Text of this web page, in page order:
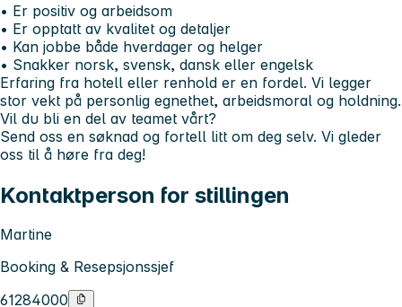
• Er positiv og arbeidsom
• Er opptatt av kvalitet og detaljer
• Kan jobbe både hverdager og helger
• Snakker norsk, svensk, dansk eller engelsk
Erfaring fra hotell eller renhold er en fordel. Vi legger
stor vekt på personlig egnethet, arbeidsmoral og holdning.
Vil du bli en del av teamet vårt?
Send oss en søknad og fortell litt om deg selv. Vi gleder
oss til å høre fra deg!
Kontaktperson for stillingen
Martine
Booking & Resepsjonssjef
61284000